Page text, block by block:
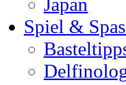
Spiel &